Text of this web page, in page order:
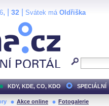
, | 32 Svátek má Oldřiška
KDY, KDE, CO, KDO SPECIÁLNÍ
Akce online Fotogalerie